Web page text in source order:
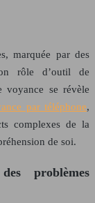
marquée par des
rôle d’outil de
voyance se révèle
par téléphone,
complexes de la
de soi.
problèmes